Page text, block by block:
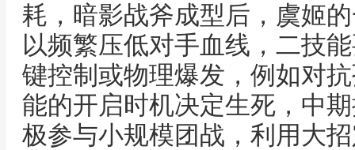
耗，暗影战斧成型后，虞姬
以频繁压低对手血线，二技
键控制或物理爆发，例如对
能的开启时机决定生死，中
极参与小规模团战，利用大